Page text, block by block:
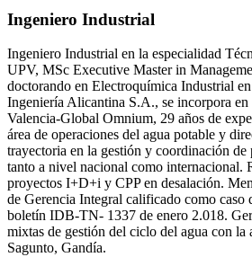
Ingeniero Industrial
Ingeniero Industrial en la especialidad
UPV, MSc Executive Master in
doctorando en Electroquímica Industrial
Ingeniería Alicantina S.A., se incorpora en
Valencia-Global Omnium, 29 años de
área de operaciones del agua potable y
trayectoria en la gestión y coordinación de
tanto a nivel nacional como internacional.
proyectos I+D+i y CPP en desalación.
de Gerencia Integral calificado como
boletín IDB-TN- 1337 de enero 2.018.
mixtas de gestión del ciclo del agua con
Sagunto, Gandía.